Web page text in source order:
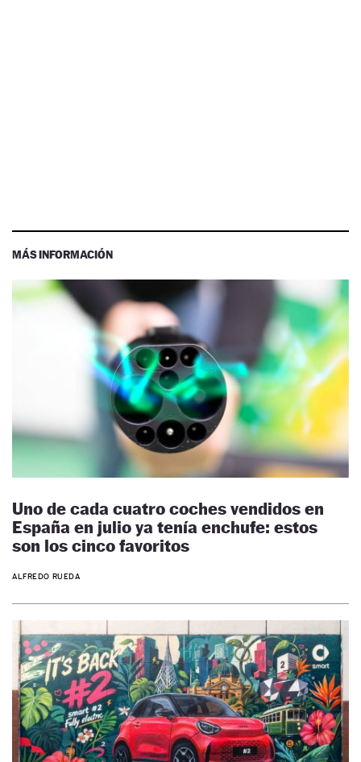
MÁS INFORMACIÓN
Uno de cada cuatro coches vendidos en
España en julio ya tenía enchufe: estos
son los cinco favoritos
ALFREDO RUEDA